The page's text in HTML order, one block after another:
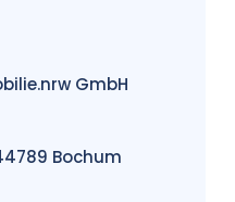
GmbH
Bochum